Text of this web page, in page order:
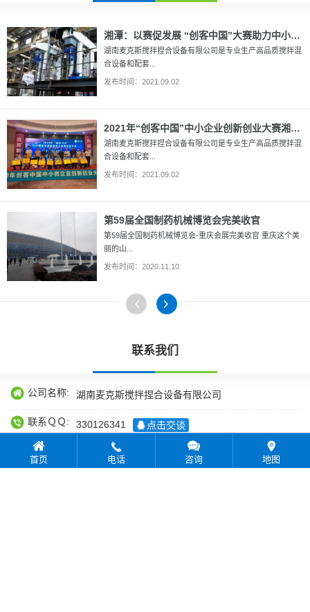
湘潭：以赛促发展 “创客中国”大赛助力中小企业迎来发展“春天”
湖南麦克斯搅拌捏合设备有限公司是专业生产高品质搅拌混
合设备和配套...
发布时间：2021.09.02
2021年“创客中国”中小企业创新创业大赛湘潭市一等奖
湖南麦克斯搅拌捏合设备有限公司是专业生产高品质搅拌混
合设备和配套...
发布时间：2021.09.02
第59届全国制药机械博览会完美收官
第59届全国制药机械博览会-重庆会展完美收官 重庆这个美
丽的山...
发布时间：2020.11.10
联系我们
公司名称: 湖南麦克斯搅拌捏合设备有限公司
联系ＱＱ: 330126341 点击交谈
联系邮箱: 330126341@qq.com
首页 电话 咨询 地图